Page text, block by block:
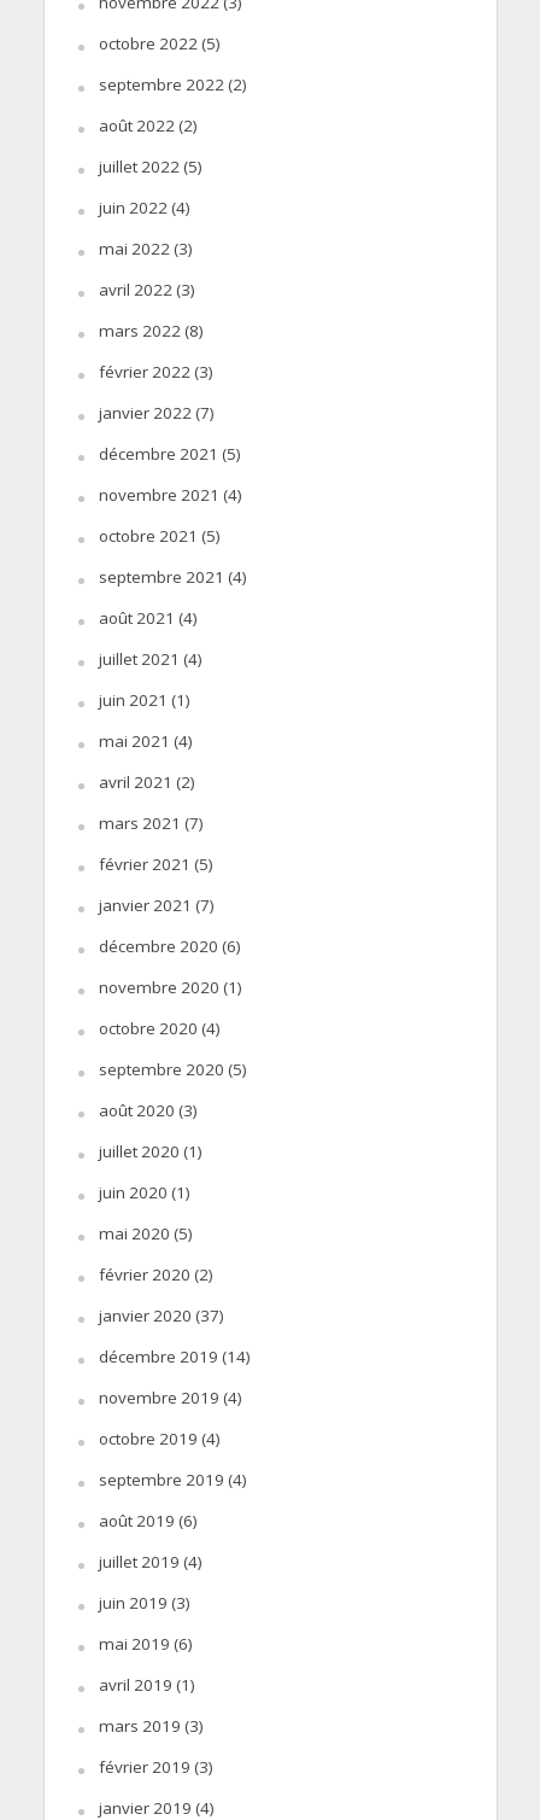
octobre 2022 (5)
septembre 2022 (2)
août 2022 (2)
juillet 2022 (5)
juin 2022 (4)
mai 2022 (3)
avril 2022 (3)
mars 2022 (8)
février 2022 (3)
janvier 2022 (7)
décembre 2021 (5)
novembre 2021 (4)
octobre 2021 (5)
septembre 2021 (4)
août 2021 (4)
juillet 2021 (4)
juin 2021 (1)
mai 2021 (4)
avril 2021 (2)
mars 2021 (7)
février 2021 (5)
janvier 2021 (7)
décembre 2020 (6)
novembre 2020 (1)
octobre 2020 (4)
septembre 2020 (5)
août 2020 (3)
juillet 2020 (1)
juin 2020 (1)
mai 2020 (5)
février 2020 (2)
janvier 2020 (37)
décembre 2019 (14)
novembre 2019 (4)
octobre 2019 (4)
septembre 2019 (4)
août 2019 (6)
juillet 2019 (4)
juin 2019 (3)
mai 2019 (6)
avril 2019 (1)
mars 2019 (3)
février 2019 (3)
janvier 2019 (4)